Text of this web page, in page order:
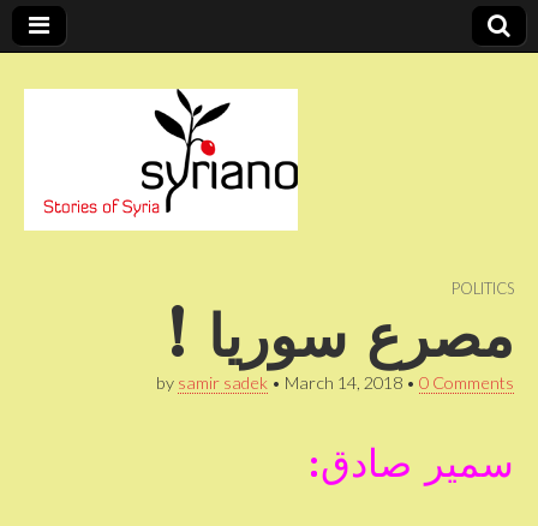
syriano POLITICS
مصرع سوريا !
by samir sadek • March 14, 2018 • 0 Comments
سمير صادق: